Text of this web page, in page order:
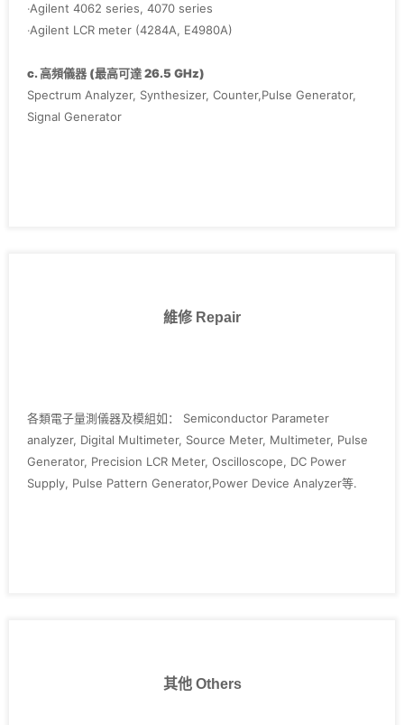
‧Agilent 4062 series, 4070 series
‧Agilent LCR meter (4284A, E4980A)
‧Agilent E4411B
‧Keithley 2400 series, 236, 237, 238, 2636,3700
c. 高頻儀器 (最高可達 26.5 GHz)
Spectrum Analyzer, Synthesizer, Counter,Pulse Generator,
Signal Generator
維修 Repair
各類電子量測儀器及模組如： Semiconductor Parameter
analyzer, Digital Multimeter, Source Meter, Multimeter, Pulse
Generator, Precision LCR Meter, Oscilloscope, DC Power
Supply, Pulse Pattern Generator,Power Device Analyzer等.
其他 Others